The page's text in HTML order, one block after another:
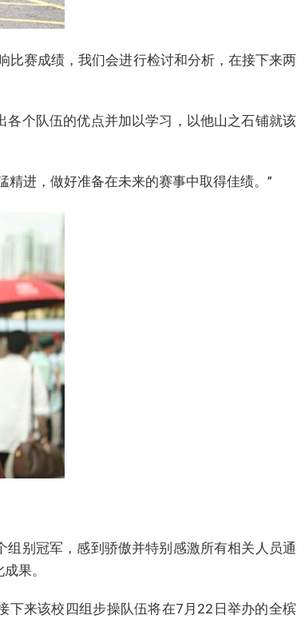
比赛成绩，我们会进行检讨和分析，在接下来两
个队伍的优点并加以学习，以他山之石铺就该
精进，做好准备在未来的赛事中取得佳绩。”
别冠军，感到骄傲并特别感激所有相关人员通
果。
下来该校四组步操队伍将在7月22日举办的全槟